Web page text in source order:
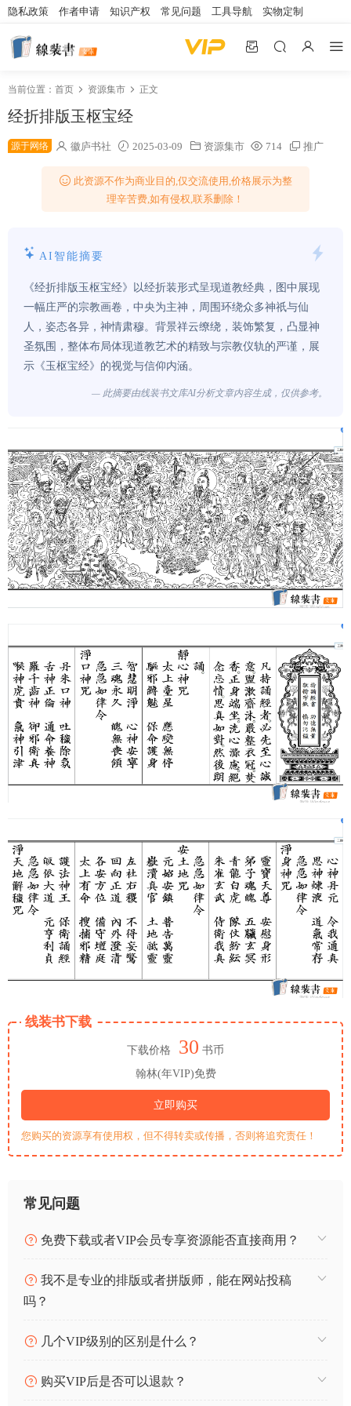
隐私政策 作者申请 知识产权 常见问题 工具导航 实物定制
当前位置： 首页 资源集市 正文
经折排版玉枢宝经
源于网络 徽庐书社 2025-03-09 资源集市 714 推广
此资源不作为商业目的,仅交流使用,价格展示为整
理辛苦费,如有侵权,联系删除！
AI智能摘要
《经折排版玉枢宝经》以经折装形式呈现道教经典，图中展现
一幅庄严的宗教画卷，中央为主神，周围环绕众多神祇与仙
人，姿态各异，神情肃穆。背景祥云缭绕，装饰繁复，凸显神
圣氛围，整体布局体现道教艺术的精致与宗教仪轨的严谨，展
示《玉枢宝经》的视觉与信仰内涵。
— 此摘要由线装书文库AI分析文章内容生成，仅供参考。
线装书下载
下载价格 30 书币
翰林(年VIP)免费
立即购买
您购买的资源享有使用权，但不得转卖或传播，否则将追究责任！
常见问题
免费下载或者VIP会员专享资源能否直接商用？
我不是专业的排版或者拼版师，能在网站投稿
吗？
几个VIP级别的区别是什么？
购买VIP后是否可以退款？